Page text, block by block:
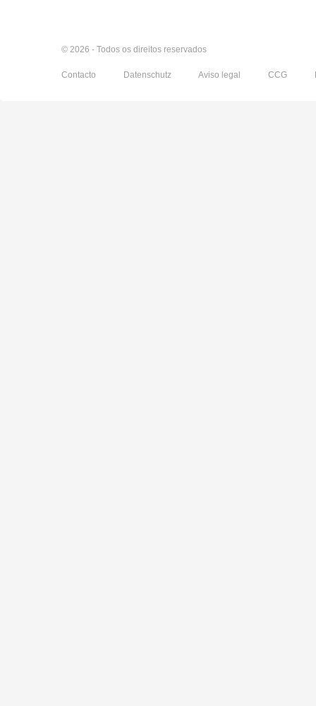
© 2026 - Todos os direitos reservados
Contacto Datenschutz Aviso legal CCG